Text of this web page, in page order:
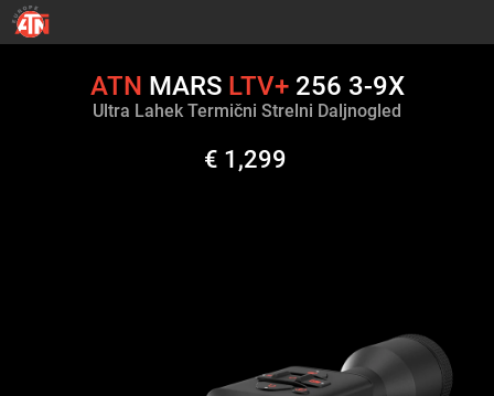
ATN MARS LTV+256 3-9X
Ultra Lahek Termični Strelni Daljnogled
€ 1,299